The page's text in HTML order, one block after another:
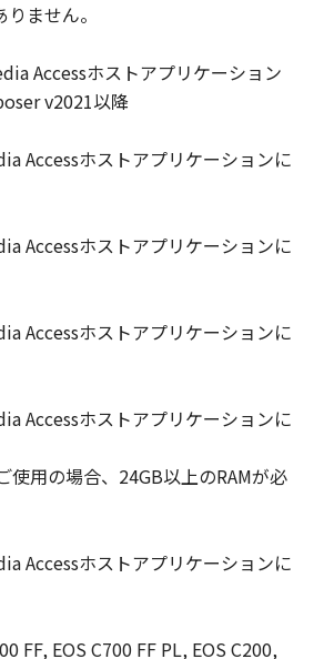
ません。
Accessホストアプリケーション
v2021以降
Accessホストアプリケーションに
Accessホストアプリケーションに
Accessホストアプリケーションに
Accessホストアプリケーションに
使用の場合、24GB以上のRAMが必
Accessホストアプリケーションに
FF, EOS C700 FF PL, EOS C200,